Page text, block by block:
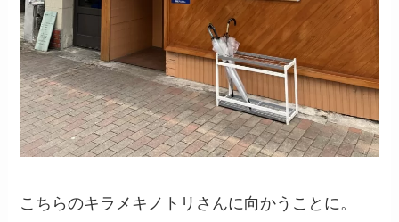
こちらのキラメキノトリさんに向かうことに。